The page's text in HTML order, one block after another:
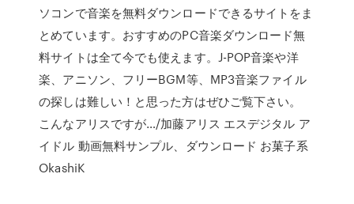
ソコンで音楽を無料ダウンロードできるサイトをま
とめています。おすすめのPC音楽ダウンロード無
料サイトは全て今でも使えます。J-POP音楽や洋
楽、アニソン、フリーBGM等、MP3音楽ファイル
の探しは難しい！と思った方はぜひご覧下さい。
こんなアリスですが…/加藤アリス エスデジタル ア
イドル 動画無料サンプル、ダウンロード お菓子系
OkashiK